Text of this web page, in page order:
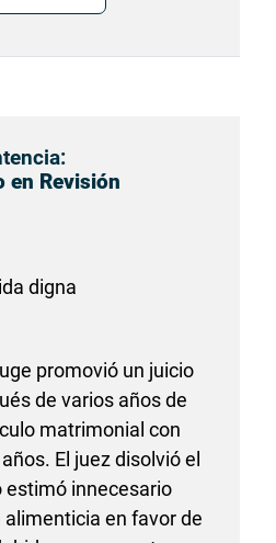
en Revisión
digna
promovió un juicio
de varios años de
matrimonial con
El juez disolvió el
innecesario
en favor de